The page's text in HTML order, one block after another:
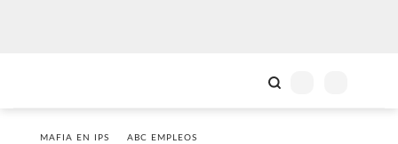
MAFIA EN IPS ABC EMPLEOS